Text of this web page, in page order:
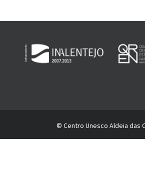
© Centro Unesco Aldeia das